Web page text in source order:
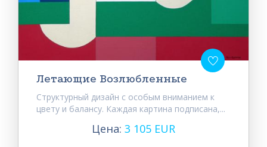
Летающие Возлюбленные
Структурный дизайн с особым вниманием к
цвету и балансу. Каждая картина подписана,...
Цена: 3 105 EUR